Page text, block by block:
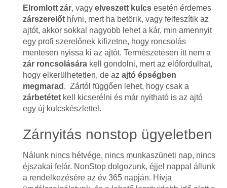
Elromlott zár, vagy elveszett kulcsesetén érdemes
zárszerelőthívni, mert ha betörik, vagy felfeszítik az
ajtót, akkor sokkal nagyobb lehet a kár, min amennyit
egy profi szerelőnek kifizetne, hogy roncsolás
mentesen nyissa ki az ajtót. Természetesen itt nem a
zár roncsolásárakell gondolni, mert az előfordulhat,
hogy elkerülhetetlen, de az ajtó épségben
megmarad . Zártól függően lehet, hogy csak a
zárbetétetkell kicserélni és már nyitható is az ajtó
egy új kulcskészlettel.
Zárnyitás nonstop ügyeletben
Nálunk nincs hétvége, nincs munkaszüneti nap, nincs
éjszakai felár. NonStop dolgozunk, éjjel nappal állunk
a rendelkezésére az év 365 napján. Hívja